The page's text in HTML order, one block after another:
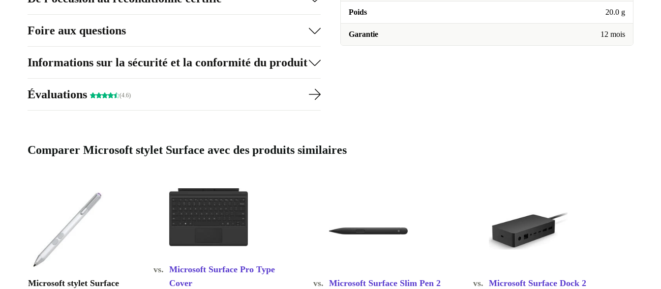
Poids 20.0 g
Garantie 12 mois
Foire aux questions
Informations sur la sécurité et la conformité du produit
Évaluations (4.6)
Comparer Microsoft stylet Surface avec des produits similaires
Microsoft stylet Surface
vs. Microsoft Surface Pro Type
Cover
vs. Microsoft Surface Slim Pen 2 vs. Microsoft Surface Dock 2